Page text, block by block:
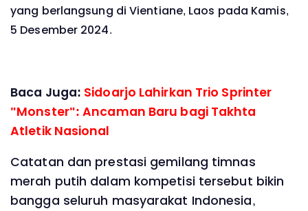
yang berlangsung di Vientiane, Laos pada Kamis,
5 Desember 2024.
Baca Juga: Sidoarjo Lahirkan Trio Sprinter
"Monster": Ancaman Baru bagi Takhta
Atletik Nasional
Catatan dan prestasi gemilang timnas
merah putih dalam kompetisi tersebut bikin
bangga seluruh masyarakat Indonesia,